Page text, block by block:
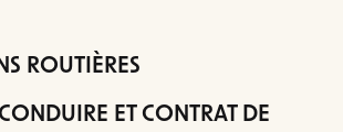
ROUTIÈRES
ET CONTRAT DE